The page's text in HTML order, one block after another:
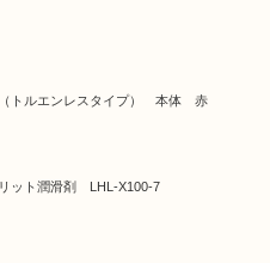
トルエンレスタイプ） 本体 赤
ット潤滑剤 LHL-X100-7